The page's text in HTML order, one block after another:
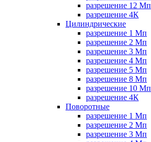
разрешение 12 Мп
разрешение 4К
Цилиндрические
разрешение 1 Мп
разрешение 2 Мп
разрешение 3 Мп
разрешение 4 Мп
разрешение 5 Мп
разрешение 8 Мп
разрешение 10 Мп
разрешение 4К
Поворотные
разрешение 1 Мп
разрешение 2 Мп
разрешение 3 Мп